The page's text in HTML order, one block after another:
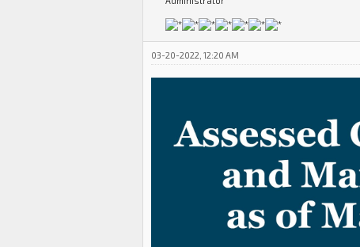
03-20-2022, 12:20 AM